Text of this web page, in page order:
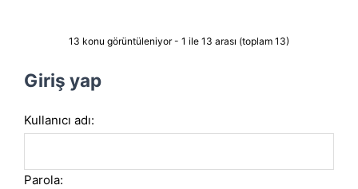
13 konu görüntüleniyor - 1 ile 13 arası (toplam 13)
Giriş yap
Kullanıcı adı:
Parola: